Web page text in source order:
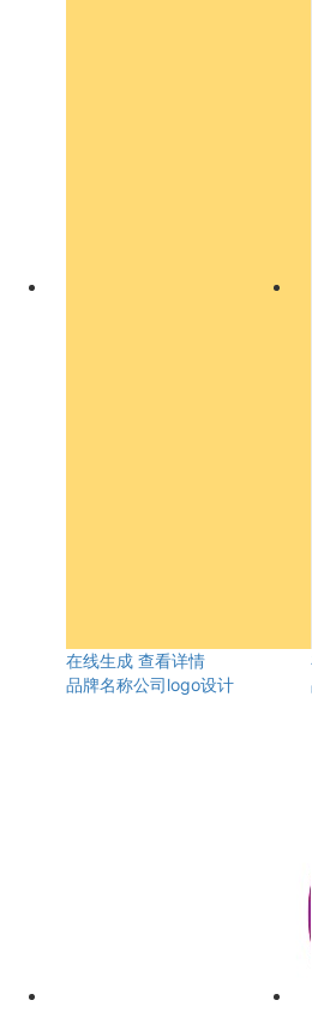
在线生成 查看详情
品牌名称公司logo设计